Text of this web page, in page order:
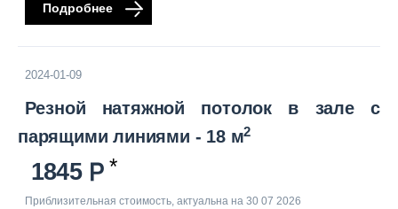
Подробнее
2024-01-09
Резной натяжной потолок в зале с
парящими линиями - 18 м2
1845
Приблизительная стоимость, актуальна на 30 07 2026